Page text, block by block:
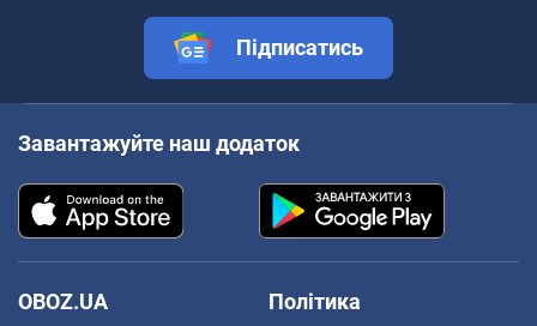
Підписатись
Завантажуйте наш додаток
OBOZ.UA
Політика